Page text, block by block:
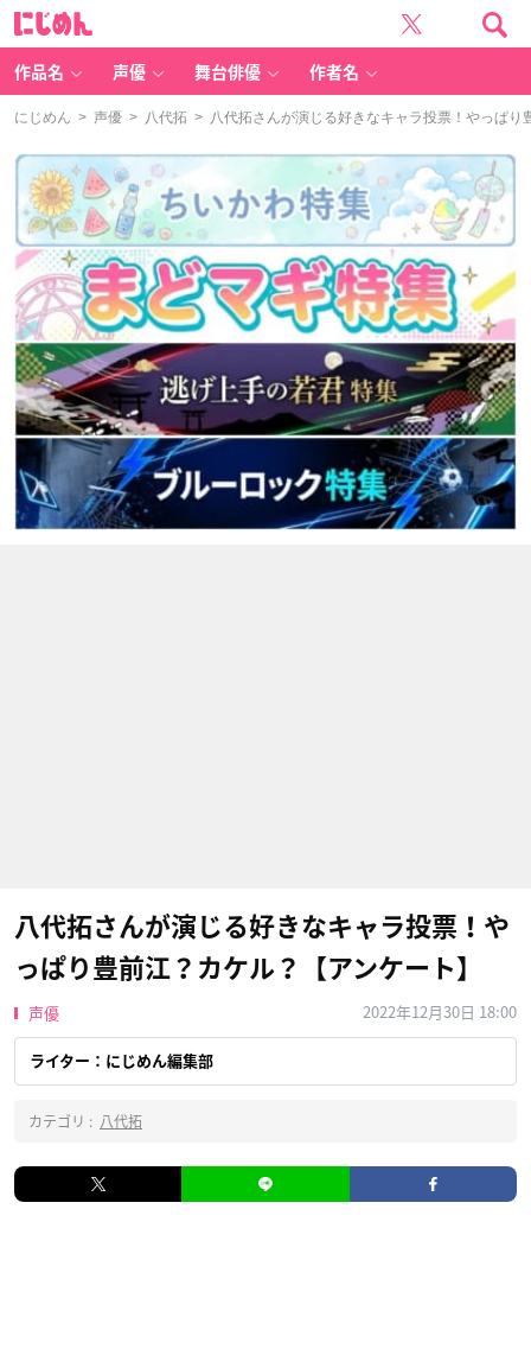
作品名 声優 舞台俳優 作者名
にじめん > 声優 > 八代拓 > 八代拓さんが演じる好きなキャラ投票！やっぱり
八代拓さんが演じる好きなキャラ投票！や
っぱり豊前江？カケル？【アンケート】
声優 2022年12月30日 18:00
ライター：にじめん編集部
カテゴリ : 八代拓